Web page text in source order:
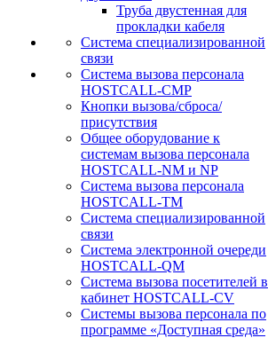
Труба двустенная для
прокладки кабеля
Система специализированной
связи
Cистема вызова персонала
HOSTCALL-CMP
Кнопки вызова/сброса/
присутствия
Общее оборудование к
системам вызова персонала
HOSTCALL-NM и NP
Система вызова персонала
HOSTCALL-TM
Система специализированной
связи
Система электронной очереди
HOSTCALL-QM
Cистема вызова посетителей в
кабинет HOSTCALL-CV
Системы вызова персонала по
программе «Доступная среда»